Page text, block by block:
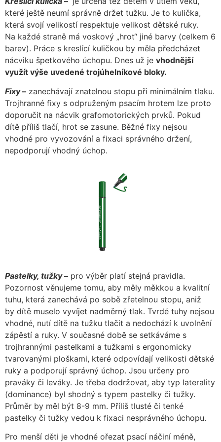
které ještě neumí správně držet tužku. Je to kulička,
která svojí velikostí respektuje velikost dětské ruky.
Na každé straně má voskový „hrot“ jiné barvy (celkem 6
barev). Práce s kreslící kuličkou by měla předcházet
nácviku špetkového úchopu. Dnes už je vhodnější
využít výše uvedené trojúhelníkové bloky.
Fixy– zanechávají znatelnou stopu při minimálním tlaku.
Trojhranné fixy s odpruženým psacím hrotem lze proto
doporučit na nácvik grafomotorických prvků. Pokud
dítě příliš tlačí, hrot se zasune. Běžné fixy nejsou
vhodné pro vyvozování a fixaci správného držení,
nepodporují vhodný úchop.
Pastelky, tužky – pro výběr platí stejná pravidla.
Pozornost věnujeme tomu, aby měly měkkou a kvalitní
tuhu, která zanechává po sobě zřetelnou stopu, aniž
by dítě muselo vyvíjet nadměrný tlak. Tvrdé tuhy nejsou
vhodné, nutí dítě na tužku tlačit a nedochází k uvolnění
zápěstí a ruky. V současné době se setkáváme s
trojhrannými pastelkami a tužkami s ergonomicky
tvarovanými ploškami, které odpovídají velikosti dětské
ruky a podporují správný úchop. Jsou určeny pro
praváky či leváky. Je třeba dodržovat, aby typ laterality
(dominance) byl shodný s typem pastelky či tužky.
Průměr by měl být 8-9 mm. Příliš tlusté či tenké
pastelky či tužky vedou k fixaci nesprávného úchopu.
Pro menší děti je vhodné ořezat psací náčiní méně,